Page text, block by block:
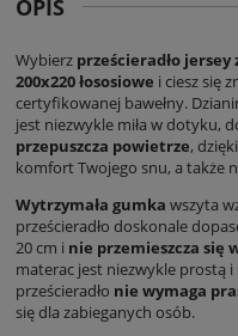
OPIS
Wybierz prześcieradło
200x220łososiowe i ciesz się
certyfikowanej bawełny.
jest niezwykle miła w dotyku,
przepuszcza powietrze,
komfort Twojego snu, a także
Wytrzymała gumka wszyta
prześcieradło doskonale
20 cm i nie przemieszcza się
materac jest niezwykle prostą
prześcieradło nie wymaga
się dla zabieganych osób.